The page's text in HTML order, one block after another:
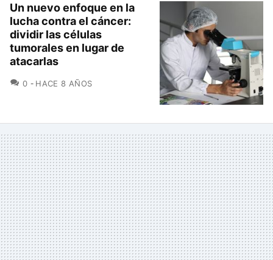
Un nuevo enfoque en la
lucha contra el cáncer:
dividir las células
tumorales en lugar de
atacarlas
0 COMENTARIOS
HACE 8 AÑOS